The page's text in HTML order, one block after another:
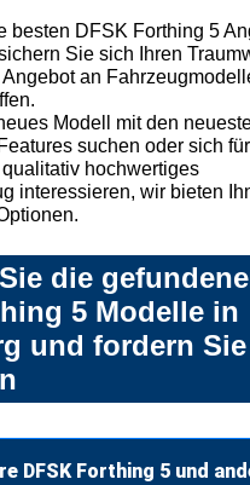
besten DFSK Forthing 5
Sie sich Ihren
an
Modell mit den
suchen oder sich
hochwertiges
interessieren, wir bieten
die
5 Modelle in
und fordern
DFSK Forthing 5 und